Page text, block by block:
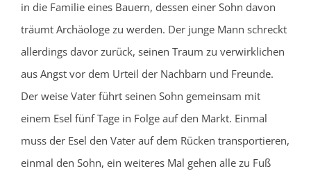
in die Familie eines Bauern, dessen einer Sohn davon
träumt Archäologe zu werden. Der junge Mann schreckt
allerdings davor zurück, seinen Traum zu verwirklichen
aus Angst vor dem Urteil der Nachbarn und Freunde.
Der weise Vater führt seinen Sohn gemeinsam mit
einem Esel fünf Tage in Folge auf den Markt. Einmal
muss der Esel den Vater auf dem Rücken transportieren,
einmal den Sohn, ein weiteres Mal gehen alle zu Fuß